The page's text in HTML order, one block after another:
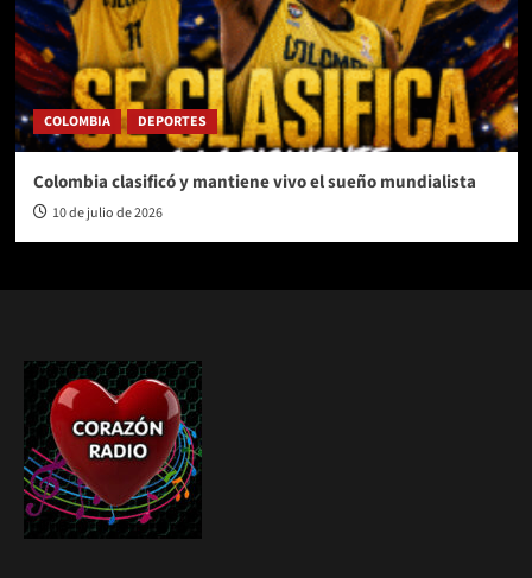
COLOMBIA DEPORTES
Colombia clasificó y mantiene vivo el sueño mundialista
10 de julio de 2026